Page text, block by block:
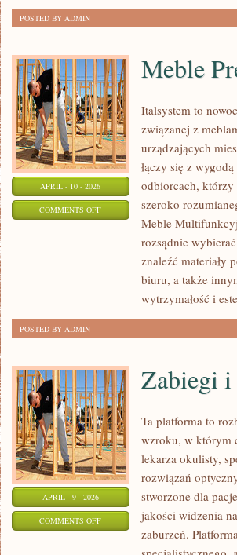
POSTED BY ADMIN
APRIL - 10 - 2026
COMMENTS OFFON
DESIGNERSKIE
Meble
Italsystem to
związanej z
urządzających
łączy się z
odbiorcach, którzy
szeroko
Meble
rozsądnie
znaleźć materiały
biuru, a także
wytrzymałość i
POSTED BY ADMIN
APRIL - 9 - 2026
COMMENTS OFFON
Zabiegi i
Ta platforma to
wzroku, w którym
lekarza okulisty,
rozwiązań
stworzone dla
jakości widzenia
zaburzeń.